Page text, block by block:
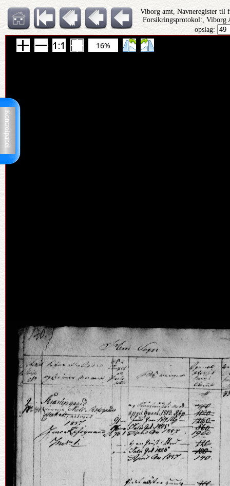
Kontrolpanel
Viborg amt, Navneregister til
Forsikringsprotokol:, Viborg
opslag:
16%